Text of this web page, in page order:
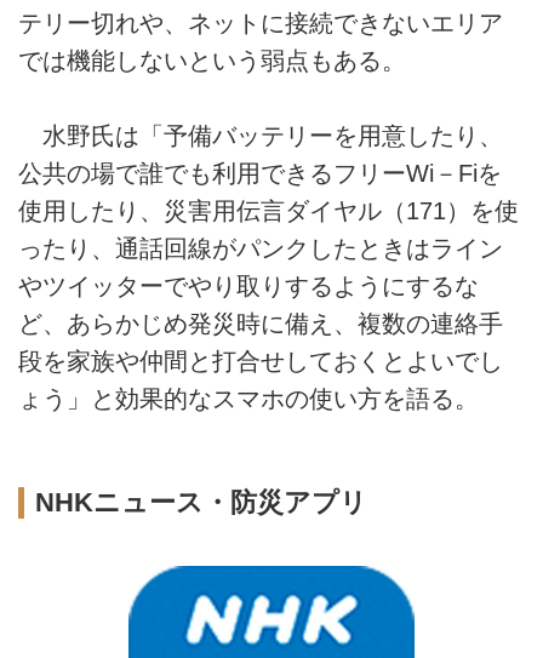
テリー切れや、ネットに接続できないエリア
では機能しないという弱点もある。
水野氏は「予備バッテリーを用意したり、
公共の場で誰でも利用できるフリーWi－Fiを
使用したり、災害用伝言ダイヤル（171）を使
ったり、通話回線がパンクしたときはライン
やツイッターでやり取りするようにするな
ど、あらかじめ発災時に備え、複数の連絡手
段を家族や仲間と打合せしておくとよいでし
ょう」と効果的なスマホの使い方を語る。
NHKニュース・防災アプリ